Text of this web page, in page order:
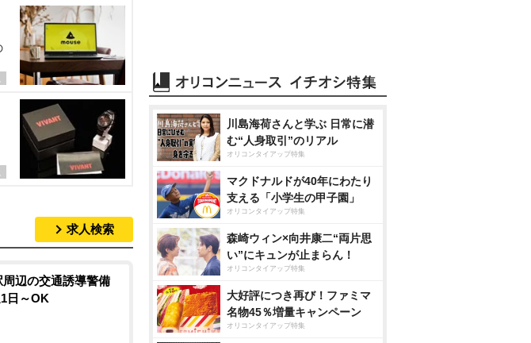
求人検索
周辺の交通誘導警備
日～OK
川島海荷さんと学ぶ 日常に潜
む“人身取引”のリアル
オリコンタイアップ特集
マクドナルドが40年にわたり
支える「小学生の甲子園」
オリコンタイアップ特集
森崎ウィン×向井康二“両片思
い”にキュンが止まらん！
オリコンタイアップ特集
大好評につき再び！ファミマ
名物45％増量キャンペーン
オリコンタイアップ特集